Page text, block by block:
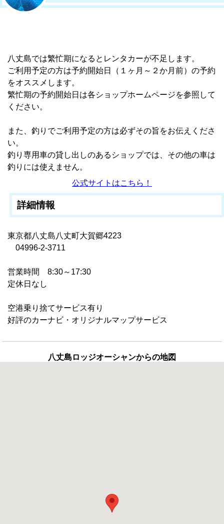
八丈島では繁忙期になるとレンタカーが不足します。
ご利用予定の方は予約開始日（１ヶ月～２か月前）の予約
をオススメします。
繁忙期の予約開始日は各ショップホームページを参照して
ください。
また、釣りでご利用予定の方は必ずその旨をお伝えくださ
い。
釣り専用車の貸し出しのあるショップでは、その他の車は
釣りには使えません。
公式サイトはこちら！
詳細情報
東京都八丈島八丈町大賀郷4223
04996-2-3711
営業時間 8:30～17:30
定休日なし
空港乗り捨てサービス有り
好評のカーナビ・オリジナルマップサービス
八丈島ロッジオーシャンからの地図